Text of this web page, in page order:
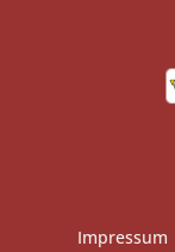
Impressum